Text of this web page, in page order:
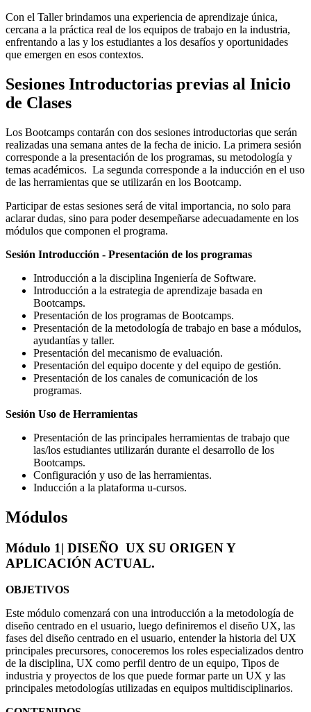
Con el Taller brindamos una experiencia de aprendizaje única,
cercana a la práctica real de los equipos de trabajo en la industria,
enfrentando a las y los estudiantes a los desafíos y oportunidades
que emergen en esos contextos.
Sesiones Introductorias previas al Inicio
de Clases
Los Bootcamps contarán con dos sesiones introductorias que serán
realizadas una semana antes de la fecha de inicio. La primera sesión
corresponde a la presentación de los programas, su metodología y
temas académicos. La segunda corresponde a la inducción en el uso
de las herramientas que se utilizarán en los Bootcamp.
Participar de estas sesiones será de vital importancia, no solo para
aclarar dudas, sino para poder desempeñarse adecuadamente en los
módulos que componen el programa.
Sesión Introducción - Presentación de los programas
Introducción a la disciplina Ingeniería de Software.
Introducción a la estrategia de aprendizaje basada en
Bootcamps.
Presentación de los programas de Bootcamps.
Presentación de la metodología de trabajo en base a módulos,
ayudantías y taller.
Presentación del mecanismo de evaluación.
Presentación del equipo docente y del equipo de gestión.
Presentación de los canales de comunicación de los
programas.
Sesión Uso de Herramientas
Presentación de las principales herramientas de trabajo que
las/los estudiantes utilizarán durante el desarrollo de los
Bootcamps.
Configuración y uso de las herramientas.
Inducción a la plataforma u-cursos.
Módulos
Módulo 1| DISEÑO UX SU ORIGEN Y
APLICACIÓN ACTUAL.
OBJETIVOS
Este módulo comenzará con una introducción a la metodología de
diseño centrado en el usuario, luego definiremos el diseño UX, las
fases del diseño centrado en el usuario, entender la historia del UX
principales precursores, conoceremos los roles especializados dentro
de la disciplina, UX como perfil dentro de un equipo, Tipos de
industria y proyectos de los que puede formar parte un UX y las
principales metodologías utilizadas en equipos multidisciplinarios.